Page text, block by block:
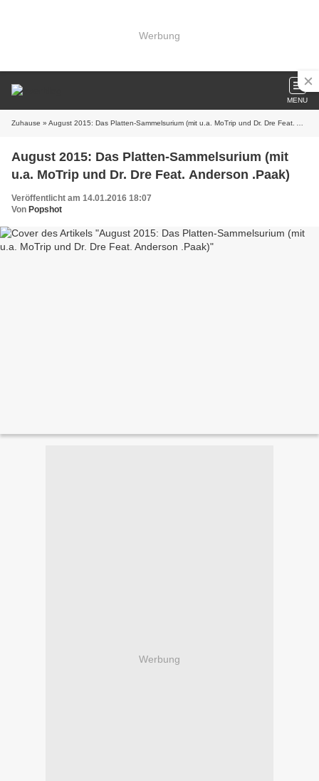
Werbung
MENU
Zuhause » August 2015: Das Platten-Sammelsurium (mit u.a. MoTrip und Dr. Dre Feat. Anderson .Paak)
August 2015: Das Platten-Sammelsurium (mit
u.a. MoTrip und Dr. Dre Feat. Anderson .Paak)
Veröffentlicht am 14.01.2016 18:07
Von Popshot
Werbung